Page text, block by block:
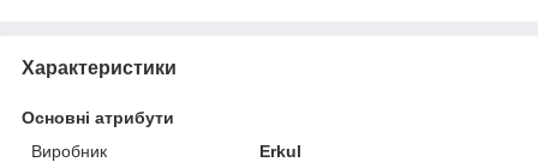
Характеристики
Основні атрибути
Виробник
Erkul